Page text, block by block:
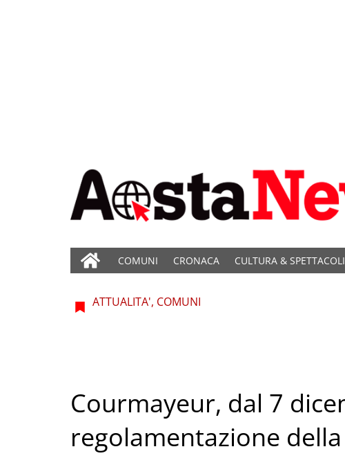
COMUNI CRONACA CULTURA & SPETTACOLI
ATTUALITA', COMUNI
Courmayeur, dal 7
regolamentazione